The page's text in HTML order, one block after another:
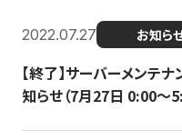
2022.07.27 お知ら
【終了】サーバーメンテ
知らせ（7月27日 0:00〜